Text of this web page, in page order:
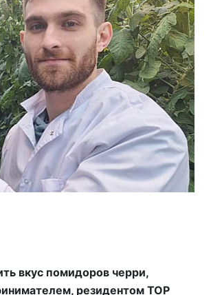
вкус помидоров черри,
резидентом ТОР